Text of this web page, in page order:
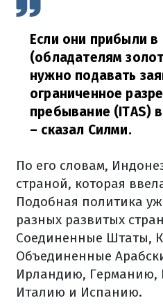
Если они прибыли
(обладателям
нужно подавать
ограниченное
пребывание (ITAS)
– сказал Силми.
По его словам,
страной, которая
Подобная политика
разных развитых
Соединенные Штаты,
Объединенные
Ирландию, Германию,
Италию и Испанию.